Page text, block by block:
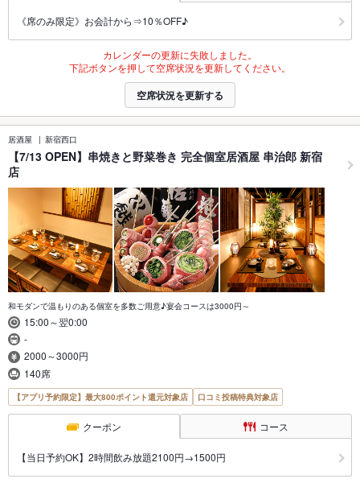
《席のみ限定》お会計から⇒10％OFF♪
カレンダーの更新に失敗しました。
下記ボタンを押して空席状況を更新してください。
空席状況を更新する
居酒屋 新宿西口
【7/13 OPEN】串焼きと野菜巻き 完全個室居酒屋 串治郎 新宿
店
和モダンで温もりのある個室を多数ご用意♪宴会コースは3000円～
15:00～翌0:00
-
2000～3000円
140席
【アプリ予約限定】最大800ポイント還元対象店 口コミ投稿特典対象店
クーポン コース
【当日予約OK】2時間飲み放題2100円→1500円